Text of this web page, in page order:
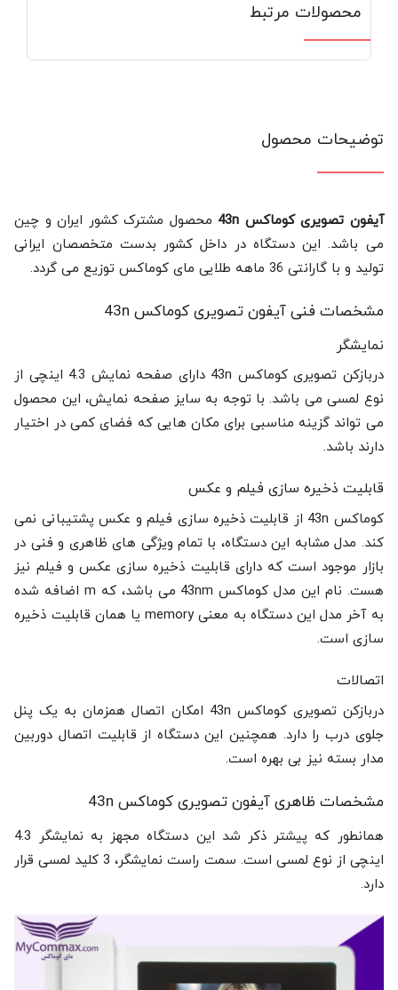
محصولات مرتبط
توضیحات محصول
آیفون تصویری کوماکس 43n
محصول مشترک کشور ایران و چین
می باشد. این دستگاه در داخل کشور بدست متخصصان ایرانی
تولید و با گارانتی 36 ماهه طلایی مای کوماکس توزیع می گردد.
مشخصات فنی آیفون تصویری کوماکس 43n
نمایشگر
دربازکن تصویری کوماکس 43n دارای صفحه نمایش 4.3 اینچی از
نوع لمسی می باشد. با توجه به سایز صفحه نمایش، این محصول
می تواند گزینه مناسبی برای مکان هایی که فضای کمی در اختیار
دارند باشد.
قابلیت ذخیره سازی فیلم و عکس
کوماکس 43n از قابلیت ذخیره سازی فیلم و عکس پشتیبانی نمی
کند. مدل مشابه این دستگاه، با تمام ویژگی های ظاهری و فنی در
بازار موجود است که دارای قابلیت ذخیره سازی عکس و فیلم نیز
هست. نام این مدل کوماکس 43nm می باشد، که m اضافه شده
به آخر مدل این دستگاه به معنی memory یا همان قابلیت ذخیره
سازی است.
اتصالات
دربازکن تصویری کوماکس 43n امکان اتصال همزمان به یک پنل
جلوی درب را دارد. همچنین این دستگاه از قابلیت اتصال دوربین
مدار بسته نیز بی بهره است.
مشخصات ظاهری آیفون تصویری کوماکس 43n
همانطور که پیشتر ذکر شد این دستگاه مجهز به نمایشگر 4.3
اینچی از نوع لمسی است. سمت راست نمایشگر، 3 کلید لمسی قرار
دارد.